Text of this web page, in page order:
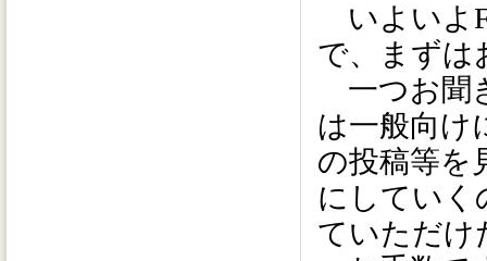
いよいよ
で、まずは
一つお聞
は一般向け
の投稿等を
にしていく
ていただけ